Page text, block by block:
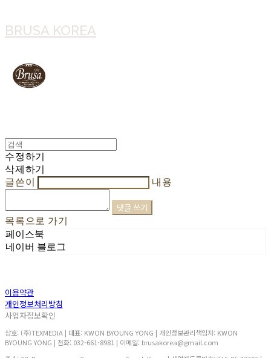
BRUSA KOREA
수정하기
삭제하기
글쓴이
내용
댓글 쓰기
목록으로 가기
페이스북
네이버 블로그
이용약관
개인정보처리방침
사업자정보확인
상호: (주)TEXMEDIA | 대표: KWON BYOUNG YONG | 개인정보관리책임자: KWON
BYOUNG YONG | 전화: 032-661-8981 | 이메일: brusakorea@gmail.com